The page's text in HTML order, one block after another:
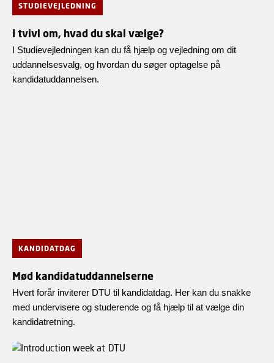
STUDIEVEJLEDNING
I tvivl om, hvad du skal vælge?
I Studievejledningen kan du få hjælp og vejledning om dit
uddannelsesvalg, og hvordan du søger optagelse på
kandidatuddannelsen.
KANDIDATDAG
Mød kandidatuddannelserne
Hvert forår inviterer DTU til kandidatdag. Her kan du snakke
med undervisere og studerende og få hjælp til at vælge din
kandidatretning.